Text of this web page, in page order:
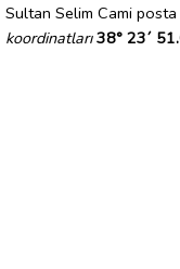
Sultan Selim Cami
koordinatları 38° 23´